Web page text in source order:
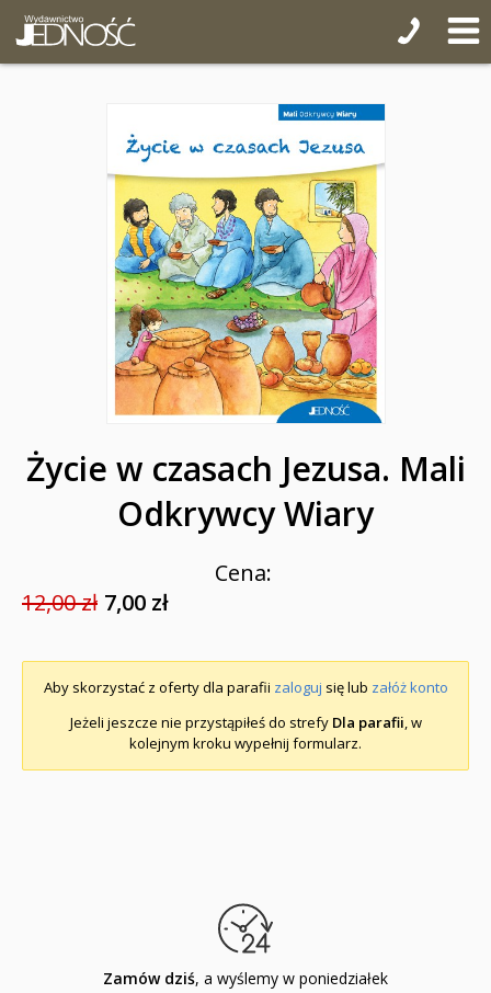
Życie w czasach Jezusa. Mali
Odkrywcy Wiary
Cena:
12,00 zł 7,00 zł
Aby skorzystać z oferty dla parafii zaloguj się lub załóż konto
Jeżeli jeszcze nie przystąpiłeś do strefy Dla parafii, w
kolejnym kroku wypełnij formularz.
Zamów dziś, a wyślemy w poniedziałek